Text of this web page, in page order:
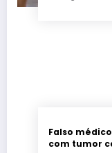
Falso
com tumor